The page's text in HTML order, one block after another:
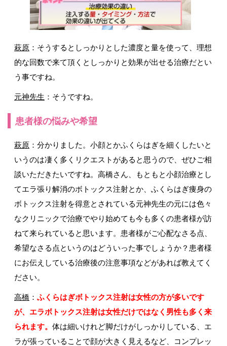
萩原 ：そうするとしっかりとした濃度と量を使って、理想
的な回数で来て頂くとしっかりと効果が出せる治療だとい
う事ですね。
元神先生 ：そうですね。
患者様の悩みや希望
萩原 ：分かりました。小顔とかふくらはぎを細くしたいと
いうのは凄く多くリクエストがあると思うので、ぜひご相
談いただきたいですね。高橋さん、もともと小顔治療とし
てエラ張り解消のボトックス注射とか、ふくらはぎ痩身の
ボトックス注射を得意とされている元神先生の元には色々
なクリニックで治療でやり始めても今も多くの患者様が訪
ねて来られていると思います。患者様がご心配なさる点、
希望なさる点というのはどういった事でしょうか？患者様
にお伝えしている治療後の注意事項などがあれば教えてく
ださい。
高橋 ： ふくらはぎボトックス注射は女性の方が多いです
が、エラボトックス注射は女性だけではなく男性も多く来
られます。 体は細いけれど脚だけがしっかりしている、エ
ラが張っていることで顔が大きく見えるなど、コンプレッ